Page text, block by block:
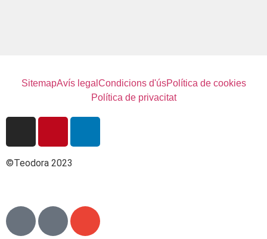
SitemapAvís legal Condicions d'úsPolítica de cookies
Política de privacitat
©Teodora 2023